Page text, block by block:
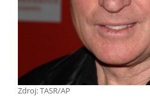
Zdroj: TASR/AP